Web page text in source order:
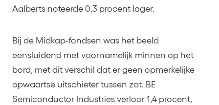
Aalberts noteerde 0,3 procent lager.
Bij de Midkap-fondsen was het beeld
eensluidend met voornamelijk minnen op het
bord, met dit verschil dat er geen opmerkelijke
opwaartse uitschieter tussen zat. BE
Semiconductor Industries verloor 1,4 procent,